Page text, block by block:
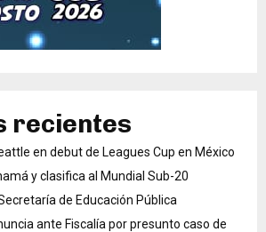
recientes
en debut de Leagues Cup en México
y clasifica al Mundial Sub-20
de Educación Pública
ante Fiscalía por presunto caso de